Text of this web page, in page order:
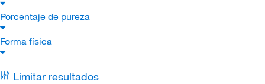
Porcentaje de pureza
Forma física
Limitar resultados